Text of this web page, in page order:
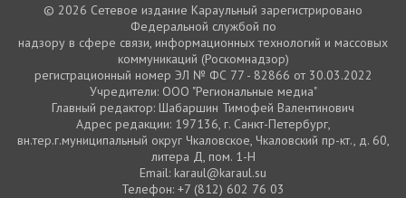
© 2026 Сетевое издание Караульный зарегистрировано
Федеральной службой по
надзору в сфере связи, информационных технологий и массовых
коммуникаций (Роскомнадзор)
регистрационный номер ЭЛ № ФС 77 - 82866 от 30.03.2022
Учредители: ООО "Региональные медиа"
Главный редактор: Шабаршин Тимофей Валентинович
Адрес редакции: 197136, г. Санкт-Петербург,
вн.тер.г.муниципальный округ Чкаловское, Чкаловский пр-кт., д. 60,
литера Д, пом. 1-Н
Email: karaul@karaul.su
Телефон: +7 (812) 602 76 03